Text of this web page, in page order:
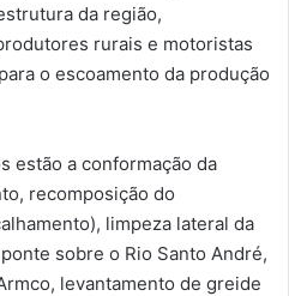
da região,
rurais e motoristas
o escoamento da produção
estão a conformação da
recomposição do
limpeza lateral da
sobre o Rio Santo André,
levantamento de greide